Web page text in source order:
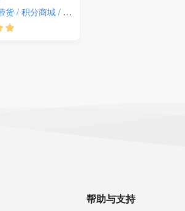
货 积分商城 粉丝转化

帮助与支持